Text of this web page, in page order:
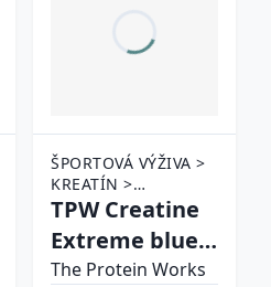
ŠPORTOVÁ VÝŽIVA >
KREATÍN >
VIACZLOŽKOVÝ
TPW Creatine
Extreme blue
raspberry juice
The Protein Works